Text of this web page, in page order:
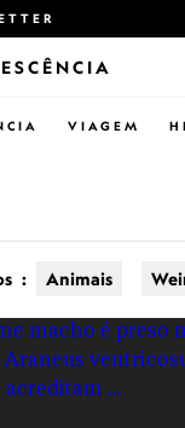
VIAGEM
: Animais